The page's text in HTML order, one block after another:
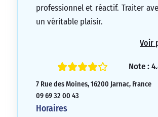
professionnel et réactif. Traiter
un véritable plaisir.
Voir
Note :
7 Rue des Moines, 16200 Jarnac, France
09 69 32 00 43
Horaires